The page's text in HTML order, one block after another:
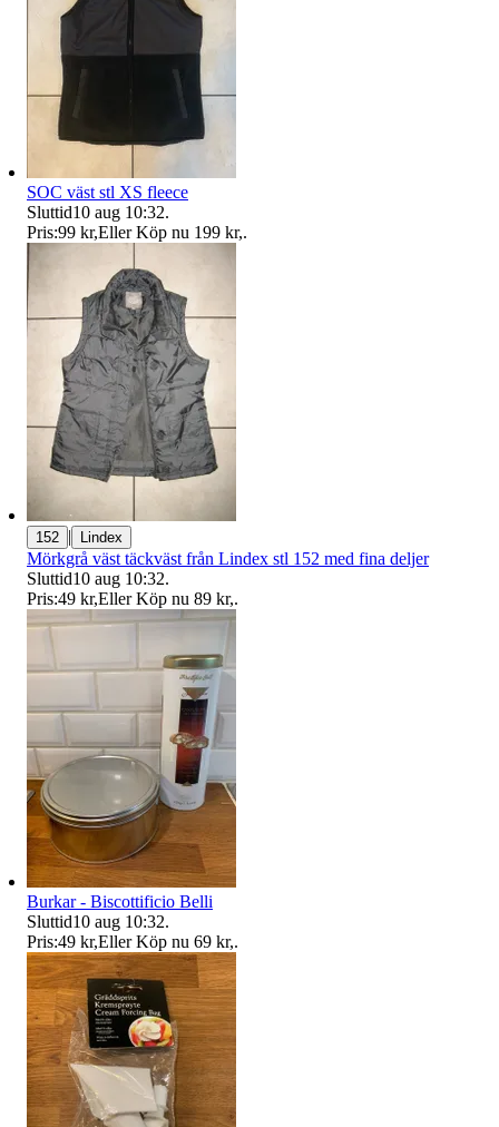
SOC väst stl XS fleece
Sluttid10 aug 10:32.
Pris:99 kr,Eller Köp nu 199 kr,.
152 | Lindex
Mörkgrå väst täckväst från Lindex stl 152 med fina deljer
Sluttid10 aug 10:32.
Pris:49 kr,Eller Köp nu 89 kr,.
Burkar - Biscottificio Belli
Sluttid10 aug 10:32.
Pris:49 kr,Eller Köp nu 69 kr,.